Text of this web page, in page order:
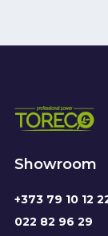
Showroom
+373 79 10 12
022 82 96 29